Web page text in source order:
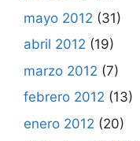
mayo 2012 (31)
abril 2012 (19)
marzo 2012 (7)
febrero 2012 (13)
enero 2012 (20)